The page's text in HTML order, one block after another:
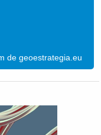
de geoestrategia.eu